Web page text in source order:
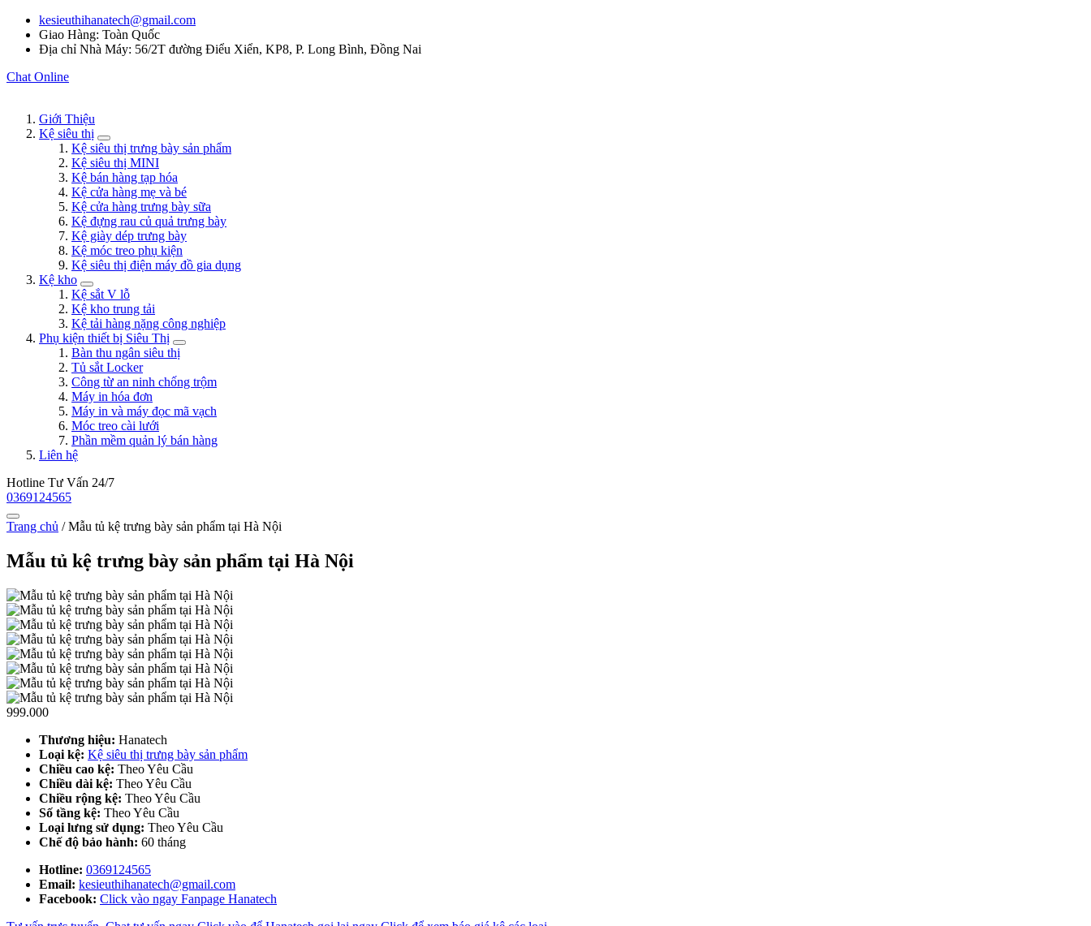
kesieuthihanatech@gmail.com
Giao Hàng: Toàn Quốc
Địa chỉ Nhà Máy: 56/2T đường Điểu Xiển, KP8, P. Long Bình, Đồng Nai
Chat Online
Giới Thiệu
Kệ siêu thị
Kệ siêu thị trưng bày sản phẩm
Kệ siêu thị MINI
Kệ bán hàng tạp hóa
Kệ cửa hàng mẹ và bé
Kệ cửa hàng trưng bày sữa
Kệ đựng rau củ quả trưng bày
Kệ giày dép trưng bày
Kệ móc treo phụ kiện
Kệ siêu thị điện máy đồ gia dụng
Kệ kho
Kệ sắt V lỗ
Kệ kho trung tải
Kệ tải hàng nặng công nghiệp
Phụ kiện thiết bị Siêu Thị
Bàn thu ngân siêu thị
Tủ sắt Locker
Công từ an ninh chống trộm
Máy in hóa đơn
Máy in và máy đọc mã vạch
Móc treo cài lưới
Phần mềm quản lý bán hàng
Liên hệ
Hotline Tư Vấn 24/7
0369124565
Trang chủ /Mẫu tủ kệ trưng bày sản phẩm tại Hà Nội
Mẫu tủ kệ trưng bày sản phẩm tại Hà Nội
999.000
Thương hiệu: Hanatech
Loại kệ: Kệ siêu thị trưng bày sản phẩm
Chiều cao kệ: Theo Yêu Cầu
Chiều dài kệ: Theo Yêu Cầu
Chiều rộng kệ: Theo Yêu Cầu
Số tầng kệ: Theo Yêu Cầu
Loại lưng sử dụng: Theo Yêu Cầu
Chế độ bảo hành: 60 tháng
Hotline: 0369124565
Email: kesieuthihanatech@gmail.com
Facebook: Click vào ngay Fanpage Hanatech